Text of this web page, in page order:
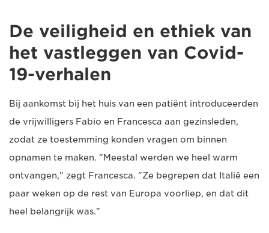
De veiligheid en ethiek van
het vastleggen van Covid-
19-verhalen
Bij aankomst bij het huis van een patiënt introduceerden
de vrijwilligers Fabio en Francesca aan gezinsleden,
zodat ze toestemming konden vragen om binnen
opnamen te maken. "Meestal werden we heel warm
ontvangen," zegt Francesca. "Ze begrepen dat Italië een
paar weken op de rest van Europa voorliep, en dat dit
heel belangrijk was."